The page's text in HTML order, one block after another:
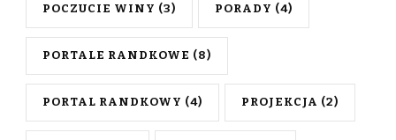
POCZUCIE WINY (3) PORADY (4)
PORTALE RANDKOWE (8)
PORTAL RANDKOWY (4) PROJEKCJA (2)